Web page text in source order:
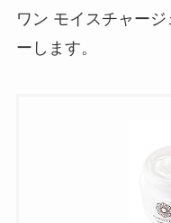
ワン モイスチャー
ーします。